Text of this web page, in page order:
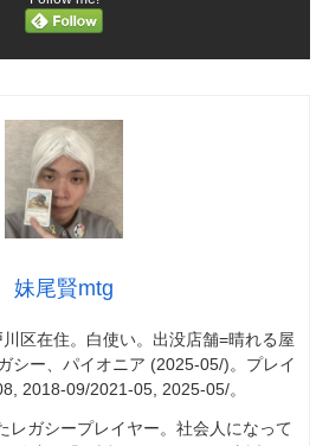
妹尾賢mtg
区在住。白使い。出没店舗=晴れる屋
シー、パイオニア (2025-05/)。プレイ
2018-09/2021-05, 2025-05/。
レガシープレイヤー。社会人になって